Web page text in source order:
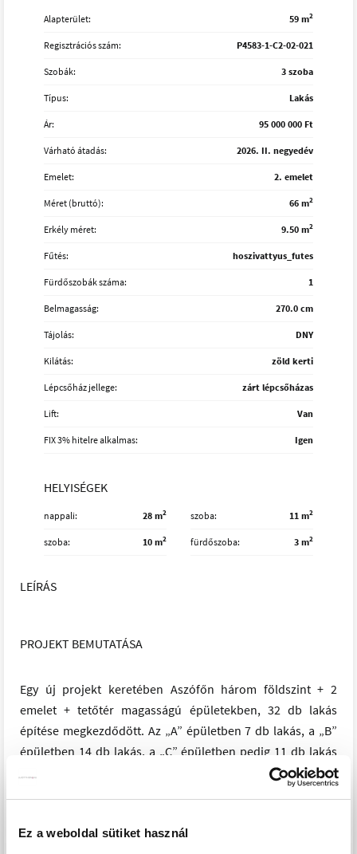
Ez a weboldal sütiket használ
Alapterület: 59 m2
Regisztrációs szám: P4583-1-C2-02-021
Szobák: 3 szoba
Típus: Lakás
Ár: 95 000 000 Ft
Várható átadás: 2026. II. negyedév
Emelet: 2. emelet
Méret (bruttó): 66 m2
Erkély méret: 9.50 m2
Fűtés: hoszivattyus_futes
Fürdőszobák száma: 1
Belmagasság: 270.0 cm
Tájolás: DNY
Kilátás: zöld kerti
Lépcsőház jellege: zárt lépcsőházas
Lift: Van
FIX 3% hitelre alkalmas: Igen
HELYISÉGEK
nappali 28 m2 szoba 11 m2
szoba 10 m2 fürdőszoba 3 m2
LEÍRÁS
PROJEKT BEMUTATÁSA
Egy új projekt keretében Aszófőn három földszint + 2
emelet + tetőtér magasságú épületekben, 32 db lakás
építése megkezdődött. Az „A” épületben 7 db lakás, a „B”
épületben 14 db lakás, a „C” épületben pedig 11 db lakás
helyet, a felszíni parkolóban pedig 28 db parkolóhely